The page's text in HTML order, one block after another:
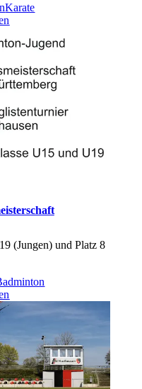
Karate
(Jungen) und Platz 8